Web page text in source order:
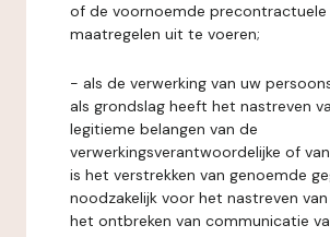
of de voornoemde precontractuele
maatregelen uit te voeren;
- als de verwerking van uw
als grondslag heeft het nastreven
legitieme belangen van de
verwerkingsverantwoordelijke of
is het verstrekken van genoemde
noodzakelijk voor het nastreven
het ontbreken van communicatie